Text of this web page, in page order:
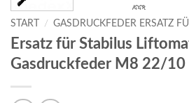
START / GASDRUCKFEDER ERSATZ
Ersatz für Stabilus
Gasdruckfeder M8 22/10